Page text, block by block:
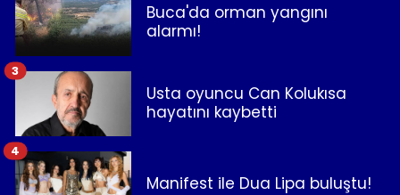
Buca'da orman yangını
alarmı!
Usta oyuncu Can Kolukısa
hayatını kaybetti
3
Manifest ile Dua Lipa buluştu!
4